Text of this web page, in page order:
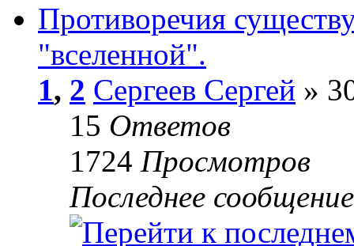
Противоречия
"вселенной".
1, 2 Сергеев Сергей »
15 Ответов
1724 Просмотров
Последнее